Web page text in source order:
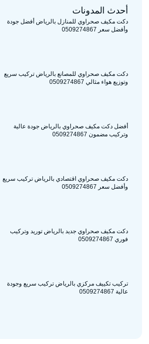
أحدث المدونات
دكت مكيف صحراوي للمنازل بالرياض أفضل جودة
وأفضل سعر 0509274867
دكت مكيف صحراوي للمصانع بالرياض تركيب سريع
وتوزيع هواء مثالي 0509274867
أفضل دكت مكيف صحراوي بالرياض جودة عالية
وتركيب مضمون 0509274867
دكت مكيف صحراوي اقتصادي بالرياض تركيب سريع
وأفضل سعر 0509274867
دكت مكيف صحراوي جديد بالرياض توريد وتركيب
فوري 0509274867
تركيب تكييف مركزي بالرياض تركيب سريع وجودة
عالية 0509274867